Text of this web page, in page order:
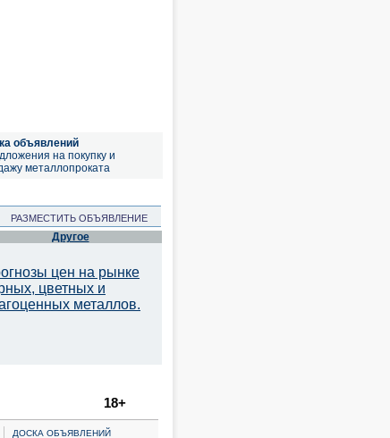
объявлений
на покупку и
металлопроката
РАЗМЕСТИТЬ ОБЪЯВЛЕНИЕ
Другое
цен на рынке
цветных и
металлов.
18+
| ДОСКА ОБЪЯВЛЕНИЙ